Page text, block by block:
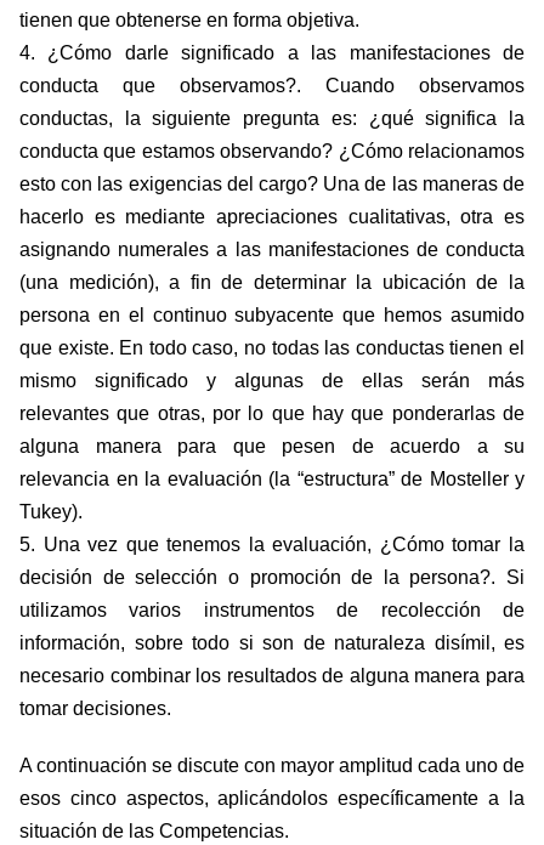
tienen que obtenerse en forma objetiva.
4. ¿Cómo darle significado a las manifestaciones de
conducta que observamos?. Cuando observamos
conductas, la siguiente pregunta es: ¿qué significa la
conducta que estamos observando? ¿Cómo relacionamos
esto con las exigencias del cargo? Una de las maneras de
hacerlo es mediante apreciaciones cualitativas, otra es
asignando numerales a las manifestaciones de conducta
(una medición), a fin de determinar la ubicación de la
persona en el continuo subyacente que hemos asumido
que existe. En todo caso, no todas las conductas tienen el
mismo significado y algunas de ellas serán más
relevantes que otras, por lo que hay que ponderarlas de
alguna manera para que pesen de acuerdo a su
relevancia en la evaluación (la “estructura” de Mosteller y
Tukey).
5. Una vez que tenemos la evaluación, ¿Cómo tomar la
decisión de selección o promoción de la persona?. Si
utilizamos varios instrumentos de recolección de
información, sobre todo si son de naturaleza disímil, es
necesario combinar los resultados de alguna manera para
tomar decisiones.
A continuación se discute con mayor amplitud cada uno de
esos cinco aspectos, aplicándolos específicamente a la
situación de las Competencias.